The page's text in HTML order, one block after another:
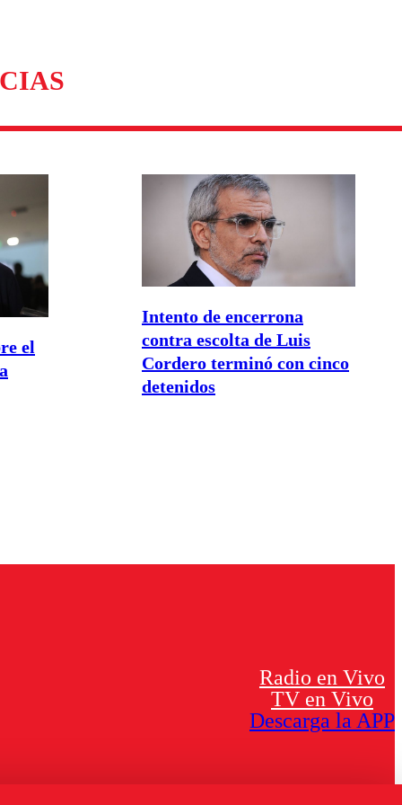
el
Intento de encerrona
contra escolta de Luis
Cordero terminó con cinco
detenidos
Radio en Vivo
TV en Vivo
Descarga la APP